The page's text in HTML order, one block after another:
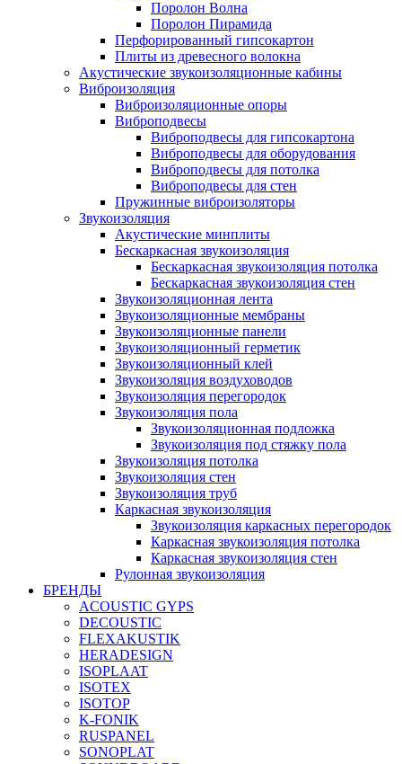
Поролон Волна
Поролон Пирамида
Перфорированный гипсокартон
Плиты из древесного волокна
Акустические звукоизоляционные кабины
Виброизоляция
Виброизоляционные опоры
Виброподвесы
Виброподвесы для гипсокартона
Виброподвесы для оборудования
Виброподвесы для потолка
Виброподвесы для стен
Пружинные виброизоляторы
Звукоизоляция
Акустические минплиты
Бескаркасная звукоизоляция
Бескаркасная звукоизоляция потолка
Бескаркасная звукоизоляция стен
Звукоизоляционная лента
Звукоизоляционные мембраны
Звукоизоляционные панели
Звукоизоляционный герметик
Звукоизоляционный клей
Звукоизоляция воздуховодов
Звукоизоляция перегородок
Звукоизоляция пола
Звукоизоляционная подложка
Звукоизоляция под стяжку пола
Звукоизоляция потолка
Звукоизоляция стен
Звукоизоляция труб
Каркасная звукоизоляция
Звукоизоляция каркасных перегородок
Каркасная звукоизоляция потолка
Каркасная звукоизоляция стен
Рулонная звукоизоляция
БРЕНДЫ
ACOUSTIC GYPS
DECOUSTIC
FLEXAKUSTIK
HERADESIGN
ISOPLAAT
ISOTEX
ISOTOP
K-FONIK
RUSPANEL
SONOPLAT